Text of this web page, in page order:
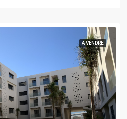
A VENDRE